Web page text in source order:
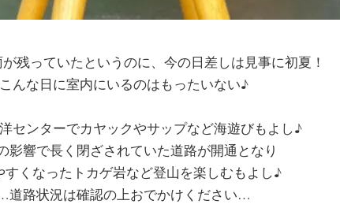
残っていたというのに、今の日差しは見事に初夏！
こんな日に室内にいるのはもったいない♪
センターでカヤックやサップなど海遊びもよし♪
影響で長く閉ざされていた道路が開通となり
すくなったトカゲ岩など登山を楽しむもよし♪
道路状況は確認の上おでかけください…